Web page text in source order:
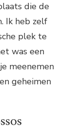
die de
Ik heb zelf
plek te
was een
meenemen
geheimen